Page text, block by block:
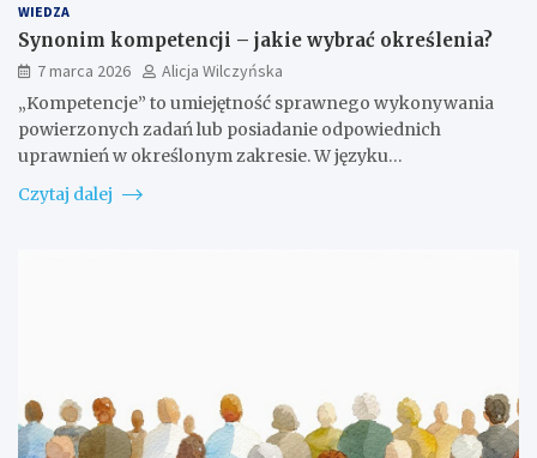
WIEDZA
Synonim kompetencji – jakie wybrać określenia?
7 marca 2026
Alicja Wilczyńska
„Kompetencje” to umiejętność sprawnego wykonywania
powierzonych zadań lub posiadanie odpowiednich
uprawnień w określonym zakresie. W języku…
Czytaj dalej